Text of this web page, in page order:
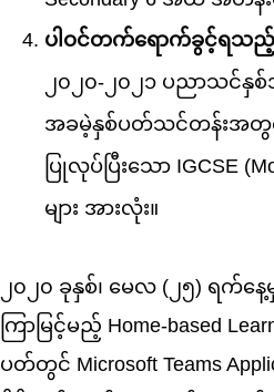
ပါဝင်တက်ရောက်ခွင့်ရသည့်က
၂၀၂၀-၂၀၂၁ ပညာသင်
အခမဲ့နှစ်ပတ်သင်တန်းအတွက်
ပြုလုပ်ပြီးသော IGCSE
များ အားလုံး။
၂၀၂၀ ခုနှစ်၊ မေလ (၂၅) ရက်
ကြာမြင့်မည့် Home-based
ပတ်တွင် Microsoft Teams